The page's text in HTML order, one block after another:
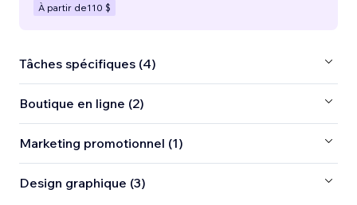
À partir de110 $
Tâches spécifiques (4)
Boutique en ligne (2)
Marketing promotionnel (1)
Design graphique (3)